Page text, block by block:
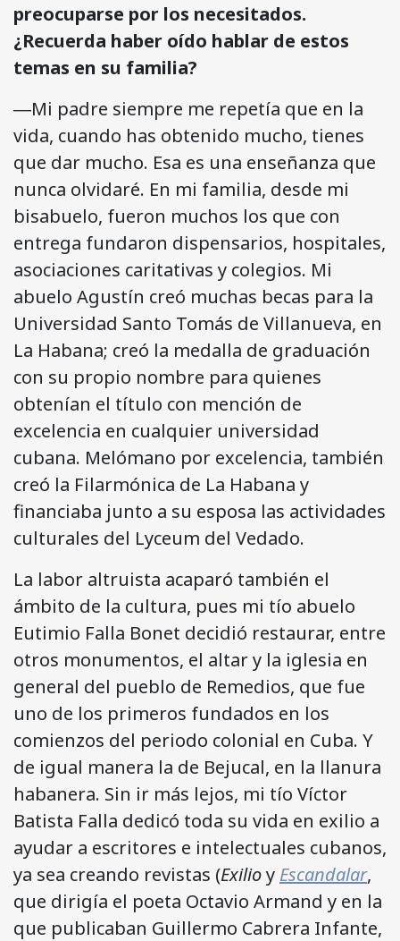
preocuparse por los necesitados.
¿Recuerda haber oído hablar de estos
temas en su familia?
―Mi padre siempre me repetía que en la
vida, cuando has obtenido mucho, tienes
que dar mucho. Esa es una enseñanza que
nunca olvidaré. En mi familia, desde mi
bisabuelo, fueron muchos los que con
entrega fundaron dispensarios, hospitales,
asociaciones caritativas y colegios. Mi
abuelo Agustín creó muchas becas para la
Universidad Santo Tomás de Villanueva, en
La Habana; creó la medalla de graduación
con su propio nombre para quienes
obtenían el título con mención de
excelencia en cualquier universidad
cubana. Melómano por excelencia, también
creó la Filarmónica de La Habana y
financiaba junto a su esposa las actividades
culturales del Lyceum del Vedado.
La labor altruista acaparó también el
ámbito de la cultura, pues mi tío abuelo
Eutimio Falla Bonet decidió restaurar, entre
otros monumentos, el altar y la iglesia en
general del pueblo de Remedios, que fue
uno de los primeros fundados en los
comienzos del periodo colonial en Cuba. Y
de igual manera la de Bejucal, en la llanura
habanera. Sin ir más lejos, mi tío Víctor
Batista Falla dedicó toda su vida en exilio a
ayudar a escritores e intelectuales cubanos,
ya sea creando revistas (Exilioy Escandalar,
que dirigía el poeta Octavio Armand y en la
que publicaban Guillermo Cabrera Infante,